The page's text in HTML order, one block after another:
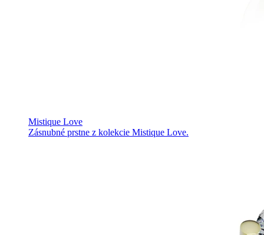
Mistique Love
Zásnubné prstne z kolekcie Mistique Love.